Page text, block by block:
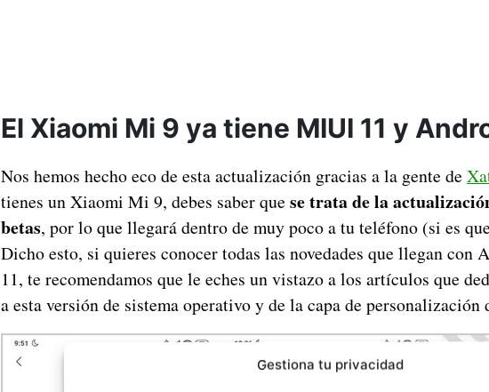
Gestiona tu privacidad
El Xiaomi Mi 9 ya tiene MIUI 11 y
Nos hemos hecho eco de esta actualización gracias a la gente de
tienes un Xiaomi Mi 9, debes saber que se trata de la
betas, por lo que llegará dentro de muy poco a tu teléfono (si es
Dicho esto, si quieres conocer todas las novedades que llegan
11, te recomendamos que le eches un vistazo a los artículos que
a esta versión de sistema operativo y de la capa de personalización